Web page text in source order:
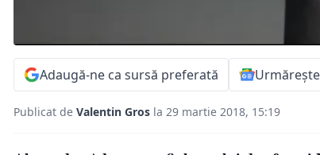
Adaugă-ne ca sursă preferată
Publicat de Valentin Gros la 29 martie 2018, 15:19